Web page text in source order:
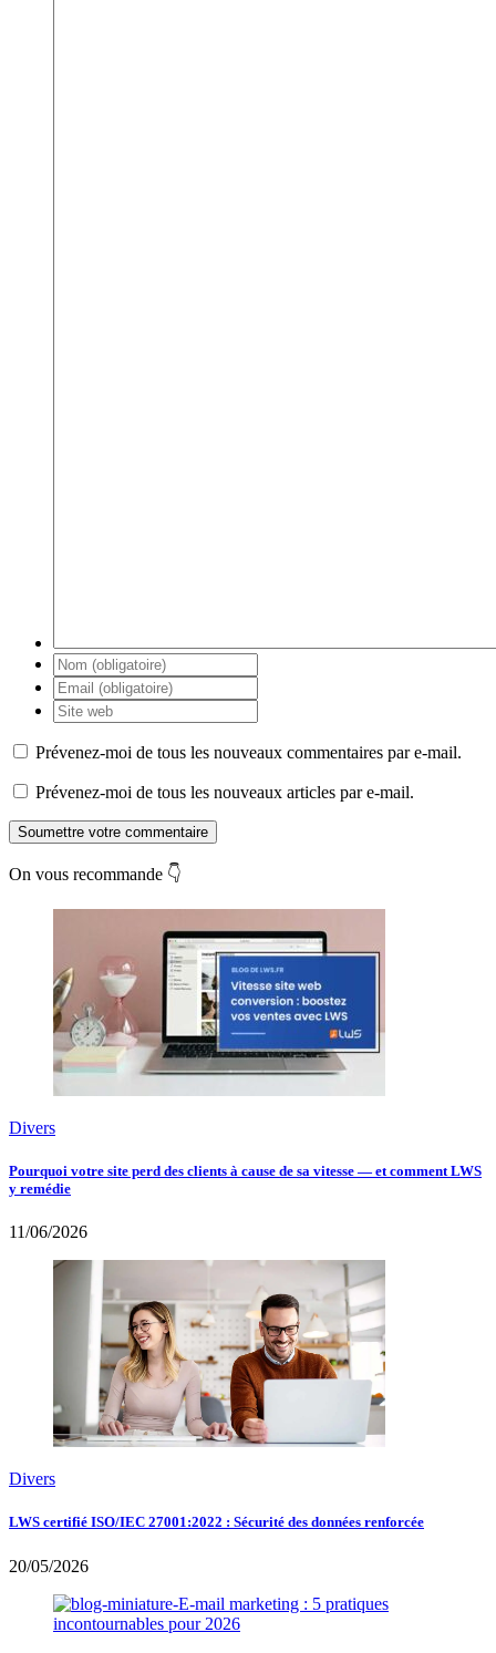
Prévenez-moi de tous les nouveaux commentaires par e-mail.
Prévenez-moi de tous les nouveaux articles par e-mail.
Soumettre votre commentaire
On vous recommande 👇
Divers
Pourquoi votre site perd des clients à cause de sa vitesse — et comment LWS
y remédie
11/06/2026
Divers
LWS certifié ISO/IEC 27001:2022 : Sécurité des données renforcée
20/05/2026